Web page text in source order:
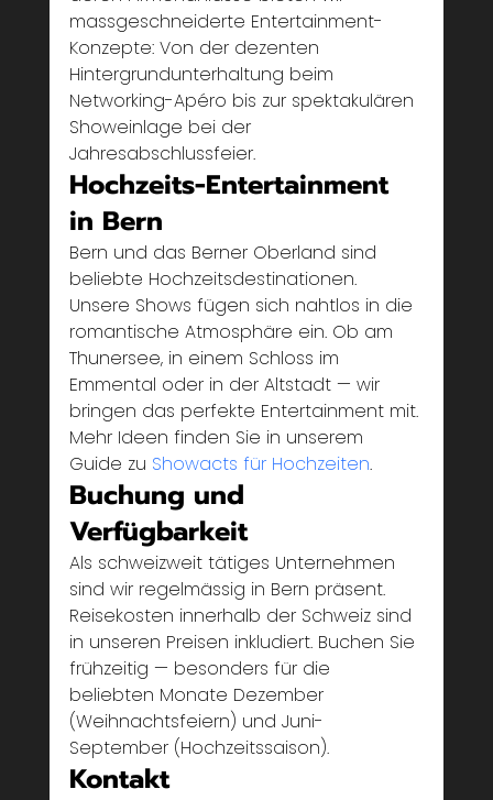
massgeschneiderte Entertainment-
Konzepte: Von der dezenten
Hintergrundunterhaltung beim
Networking-Apéro bis zur spektakulären
Showeinlage bei der
Jahresabschlussfeier.
Hochzeits-Entertainment
in Bern
Bern und das Berner Oberland sind
beliebte Hochzeitsdestinationen.
Unsere Shows fügen sich nahtlos in die
romantische Atmosphäre ein. Ob am
Thunersee, in einem Schloss im
Emmental oder in der Altstadt — wir
bringen das perfekte Entertainment mit.
Mehr Ideen finden Sie in unserem
Guide zu Showacts für Hochzeiten.
Buchung und
Verfügbarkeit
Als schweizweit tätiges Unternehmen
sind wir regelmässig in Bern präsent.
Reisekosten innerhalb der Schweiz sind
in unseren Preisen inkludiert. Buchen Sie
frühzeitig — besonders für die
beliebten Monate Dezember
(Weihnachtsfeiern) und Juni-
September (Hochzeitssaison).
Kontakt